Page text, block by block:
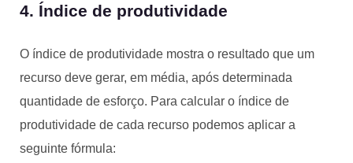
4. Índice de produtividade
O índice de produtividade mostra o resultado que um
recurso deve gerar, em média, após determinada
quantidade de esforço. Para calcular o índice de
produtividade de cada recurso podemos aplicar a
seguinte fórmula: